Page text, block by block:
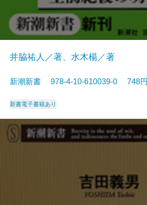
井脇祐人／著、水木楊／著
新潮新書 978-4-10-610039-0 748
新書電子書籍あり